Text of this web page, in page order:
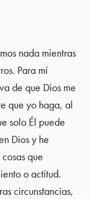
nada mientras
Para mí
de que Dios me
que yo haga, al
solo Él puede
Dios y he
que
o actitud.
circunstancias,